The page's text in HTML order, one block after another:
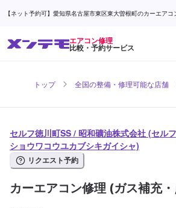
【ネット予約可】愛知県名古屋市東区東大曽根町のカーエアコ
エアコン修理
比較・予約サービス
トップ 全国の整備・修理可能な店舗
セルフ徳川町SS / 昭和礦油株式会社 (セル
ショウワコウユカブシキガイシャ)
リクエスト予約
カーエアコン修理 (ガス補充